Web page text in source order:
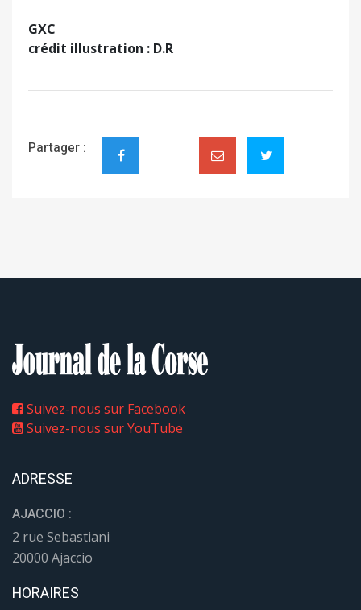
GXC
crédit illustration : D.R
Partager :
Suivez-nous sur Facebook
Suivez-nous sur YouTube
ADRESSE
AJACCIO :
2 rue Sebastiani
20000 Ajaccio
HORAIRES